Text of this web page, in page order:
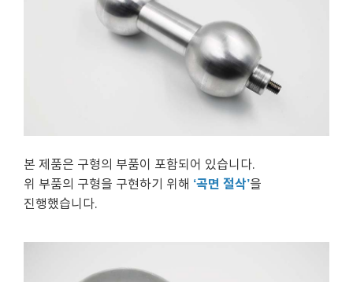
본 제품은 구형의 부품이 포함되어 있습니다.
위 부품의 구형을 구현하기 위해 ‘곡면 절삭’을
진행했습니다.